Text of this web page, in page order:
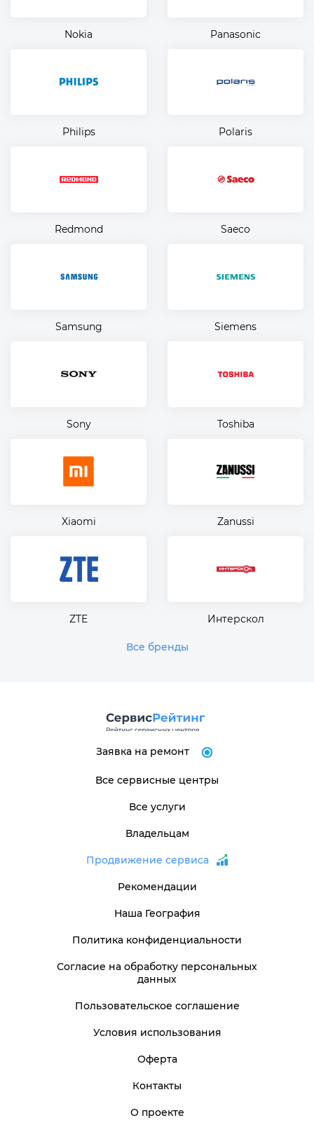
Nokia Panasonic
Philips Polaris
Redmond Saeco
Samsung Siemens
Sony Toshiba
Xiaomi Zanussi
ZTE Интерскол
Все бренды
Заявка на ремонт
Все сервисные центры
Все услуги
Владельцам
Продвижение сервиса
Рекомендации
Наша География
Политика конфиденциальности
Согласие на обработку персональных
данных
Пользовательское соглашение
Условия использования
Оферта
Контакты
О проекте